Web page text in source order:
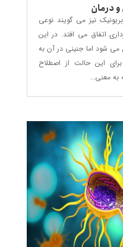
درمان
نیز می گویند نوعی
اتفاق می افتد. در این
شود اما جنینی در آن به
این حالت از اصطلاح